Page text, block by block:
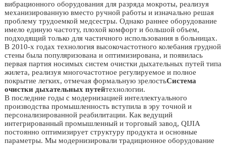
вибрационного оборудования для разряда мокроты, реализуя
механизированную вместо ручной работы и изначально решая
проблему трудоемкой медсестры. Однако раннее оборудование
имело единую частоту, плохой комфорт и большой объем,
подходящий только для частичного использования в больницах.
В 2010-х годах технология высокочастотного колебания грудной
стены была популяризована и оптимизирована, и появилась
первая партия носимых систем очистки дыхательных путей типа
жилета, реализуя многочастотное регулируемое и полное
покрытие легких, отмечая формальную зрелостьСистема
очистки дыхательных путейтехнологии.
В последние годы с модернизацией интеллектуального
производства промышленность вступила в эру точной и
персонализированной реабилитации. Как ведущий
интегрированный промышленный и торговый завод, QIJIA
постоянно оптимизирует структуру продукта и основные
параметры. Мы модернизировали традиционное оборудование